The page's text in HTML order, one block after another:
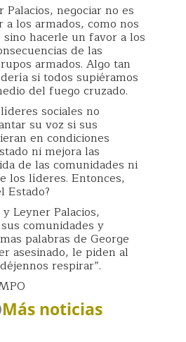
Palacios, negociar no es
los armados, como nos
hacerle un favor a los
de las
armados. Algo tan
si todos supiéramos
del fuego cruzado.
sociales no
su voz si sus
en condiciones
ni mejora las
de las comunidades ni
los líderes. Entonces,
Estado?
Leyner Palacios,
comunidades y
palabras de George
asesinado, le piden al
respirar”.
Más noticias